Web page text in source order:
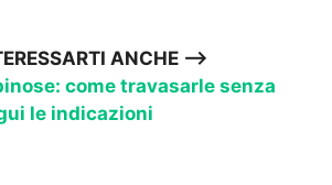
ANCHE –>
come travasarle senza
le indicazioni